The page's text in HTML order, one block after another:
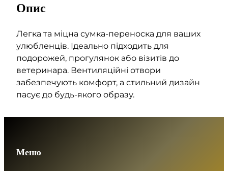
у
к
а
-
п
е
р
н
к
Опис
Легка та міцна сумка-переноска для ваших
улюбленців. Ідеально підходить для
подорожей, прогулянок або візитів до
ветеринара. Вентиляційні отвори
забезпечують комфорт, а стильний дизайн
пасує до будь-якого образу.
Меню